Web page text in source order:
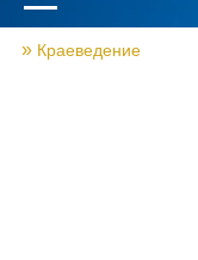
Краеведение